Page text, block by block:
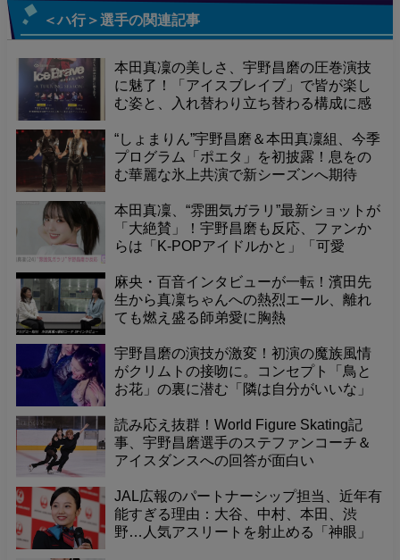
＜ハ行＞選手の関連記事
本田真凜の美しさ、宇野昌磨の圧巻演技
に魅了！「アイスブレイブ」で皆が楽し
む姿と、入れ替わり立ち替わる構成に感
期待高まる。
“しょまりん”宇野昌磨＆本田真凜組、今季
プログラム「ポエタ」を初披露！息をの
む華麗な氷上共演で新シーズンへ期待
本田真凜、“雰囲気ガラリ”最新ショットが
「大絶賛」！宇野昌磨も反応、ファンか
らは「K-POPアイドルかと」「可愛
麻央・百音インタビューが一転！濱田先
生から真凜ちゃんへの熱烈エール、離れ
ても燃え盛る師弟愛に胸熱
宇野昌磨の演技が激変！初演の魔族風情
がクリムトの接吻に。コンセプト「鳥と
お花」の裏に潜む「隣は自分がいいな」
読み応え抜群！World Figure Skating記
事、宇野昌磨選手のステファンコーチ＆
アイスダンスへの回答が面白い
JAL広報のパートナーシップ担当、近年有
能すぎる理由：大谷、中村、本田、渋
野…人気アスリートを射止める「神眼」